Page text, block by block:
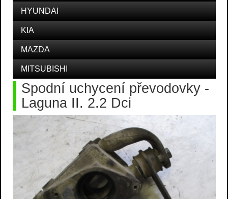
HYUNDAI
KIA
MAZDA
MITSUBISHI
Spodní uchycení převodovky -
Laguna II. 2.2 Dci